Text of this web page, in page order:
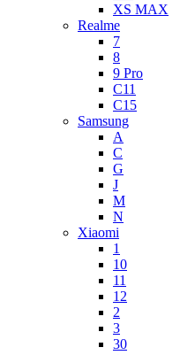
XS MAX
Realme
7
8
9 Pro
C11
C15
Samsung
A
C
G
J
M
N
Xiaomi
1
10
11
12
2
3
30